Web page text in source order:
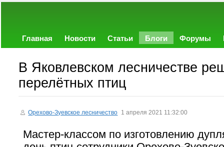
Главная Новости Статьи Блоги Форумы
В Яковлевском лесничестве
перелётных птиц
Орехово-Зуевское лесничество 1 апреля 2021 11:32:00
Мастер-классом по изготовлению